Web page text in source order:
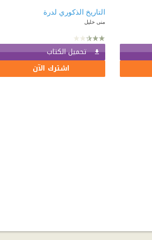
التاريخ الذكوري لدرة
منى خليل
تحميل الكتاب
اشترك الآن